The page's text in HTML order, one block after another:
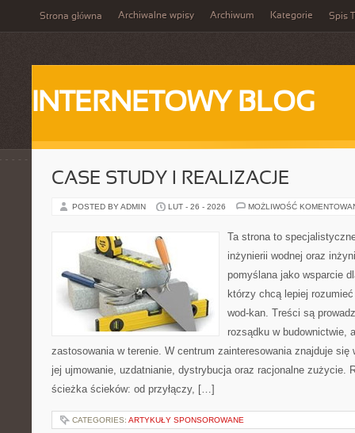
Strona główna Archiwalne wpisy Archiwum Kategorie Spis
INTERNETOWY BLOG
CASE STUDY I REALIZACJE
POSTED BY ADMIN LUT - 26 - 2026 MOŻLIWOŚĆ
Ta strona to
inżynierii wodnej oraz
pomyślana jako wsparcie
którzy chcą lepiej
wod-kan. Treści są
rozsądku w budownictwie,
zastosowania w terenie. W centrum zainteresowania znajduje się
jej ujmowanie, uzdatnianie, dystrybucja oraz racjonalne zużycie.
ścieżka ścieków: od przyłączy, […]
CATEGORIES: ARTYKUŁY SPONSOROWANE